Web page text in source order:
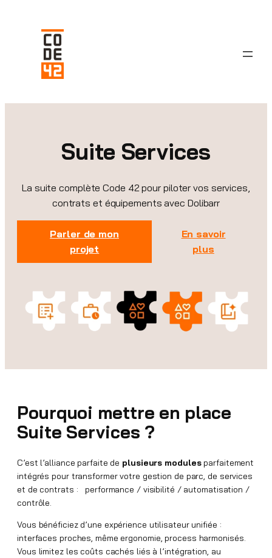
contenu
Suite Services
La suite complète Code 42 pour piloter vos services,
contrats et équipements avec Dolibarr
Parler de mon
projet
En savoir
plus
Pourquoi mettre en place
Suite Services ?
C’est l’alliance parfaite de plusieurs modules parfaitement
intégrés pour transformer votre gestion de parc, de services
et de contrats : performance / visibilité / automatisation /
contrôle.
Vous bénéficiez d’une expérience utilisateur unifiée :
interfaces proches, même ergonomie, process harmonisés.
Vous limitez les coûts cachés liés à l’intégration, au